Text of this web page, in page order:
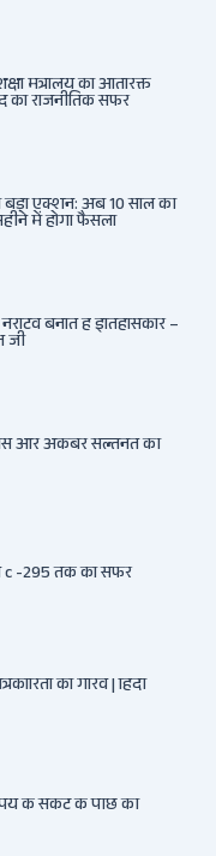
मंत्रालय का अतिरिक्त
का राजनीतिक सफर
बड़ा एक्शन: अब 10 साल की
में होगा फैसला
बनाते हैं इतिहासकार –
जी
और अकबर सल्तनत की
c -295 तक का सफर
का गौरव | हिंदी
के संकट के पीछे की